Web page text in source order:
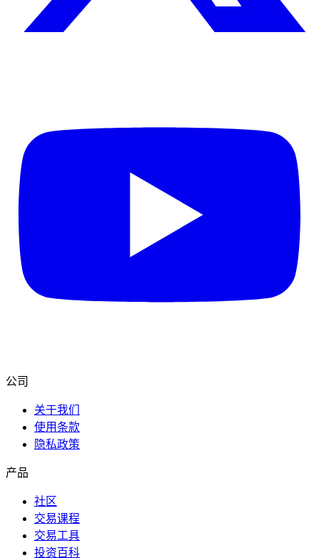
公司
关于我们
使用条款
隐私政策
产品
社区
交易课程
交易工具
投资百科